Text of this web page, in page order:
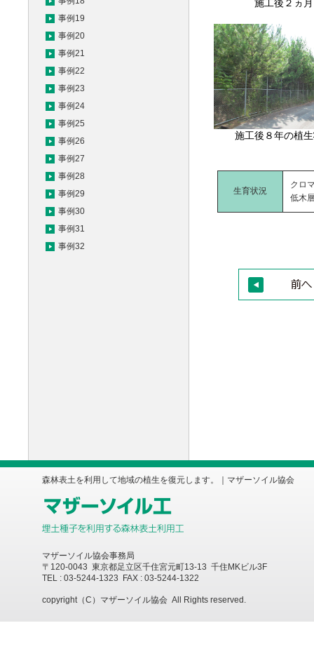
事例19
事例20
事例21
事例22
事例23
事例24
事例25
事例26
事例27
事例28
事例29
事例30
事例31
事例32
施工後２ヵ月
施工後８年の植
生育状況
クロ
低木
森林表土を利用して地域の植生を復元します。｜マザーソイル協会
マザーソイル協会事務局
〒120-0043 東京都足立区千住宮元町13-13 千住MKビル3F
TEL : 03-5244-1323 FAX : 03-5244-1322
copyright（C）マザーソイル協会 All Rights reserved.